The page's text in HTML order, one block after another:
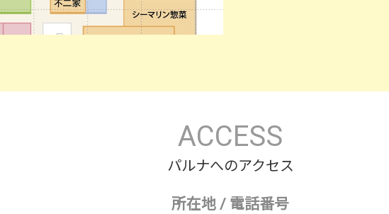
ACCESS
パルナへのアクセス
所在地 / 電話番号